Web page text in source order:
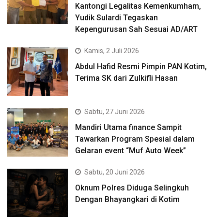
Kantongi Legalitas Kemenkumham,
Yudik Sulardi Tegaskan
Kepengurusan Sah Sesuai AD/ART
Kamis, 2 Juli 2026
Abdul Hafid Resmi Pimpin PAN Kotim,
Terima SK dari Zulkifli Hasan
Sabtu, 27 Juni 2026
Mandiri Utama finance Sampit
Tawarkan Program Spesial dalam
Gelaran event “Muf Auto Week”
Sabtu, 20 Juni 2026
Oknum Polres Diduga Selingkuh
Dengan Bhayangkari di Kotim